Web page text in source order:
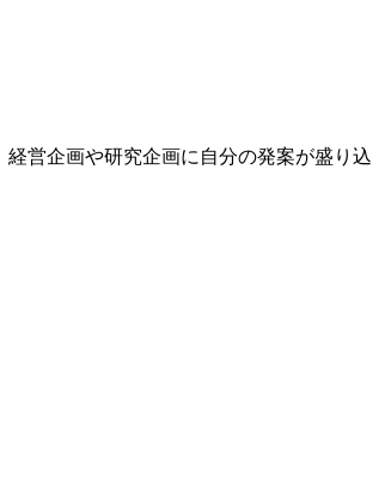
営企画や研究企画に自分の発案が盛り込